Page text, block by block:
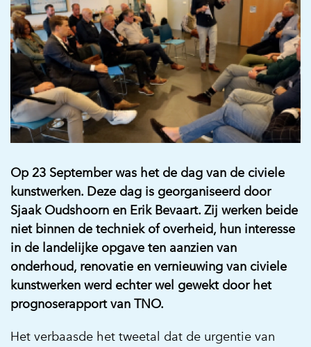
Op 23 September was het de dag van de civiele
kunstwerken. Deze dag is georganiseerd door
Sjaak Oudshoorn en Erik Bevaart. Zij werken beide
niet binnen de techniek of overheid, hun interesse
in de landelijke opgave ten aanzien van
onderhoud, renovatie en vernieuwing van civiele
kunstwerken werd echter wel gewekt door het
prognoserapport van TNO.
Het verbaasde het tweetal dat de urgentie van